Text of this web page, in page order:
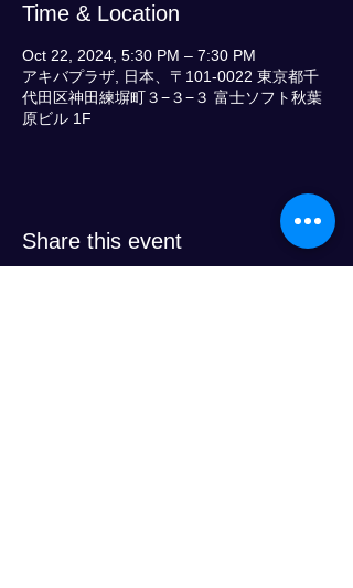
Time & Location
Oct 22, 2024, 5:30 PM – 7:30 PM
アキバプラザ, 日本、〒101-0022 東京都千
代田区神田練塀町３−３−３ 富士ソフト秋葉
原ビル 1F
Share this event